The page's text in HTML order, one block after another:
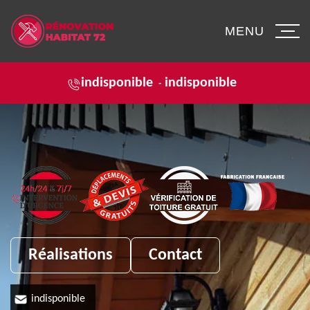
indisponible - indisponible
MENU
Réalisations Contact
indisponible